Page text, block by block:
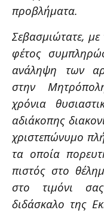
προβλήματα.
Σεβασμιώτατε,
φέτος
ανάληψη των
στην
χρόνια
αδιάκοπης
χριστεπώνυμο
τα οποία
πιστός στο
στο τιμόνι
διδάσκαλο της